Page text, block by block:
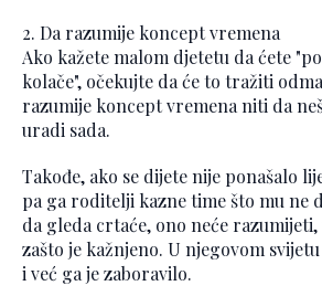
2. Da razumije koncept vremena
Ako kažete malom djetetu da ćete
kolače", očekujte da će to tražiti
razumije koncept vremena niti da
uradi sada.
Takođe, ako se dijete nije ponašalo
pa ga roditelji kazne time što mu ne
da gleda crtaće, ono neće razumijeti,
zašto je kažnjeno. U njegovom
i već ga je zaboravilo.